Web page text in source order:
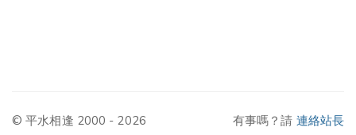
© 平水相逢 2000 - 2026 有事嗎？請 連絡站長